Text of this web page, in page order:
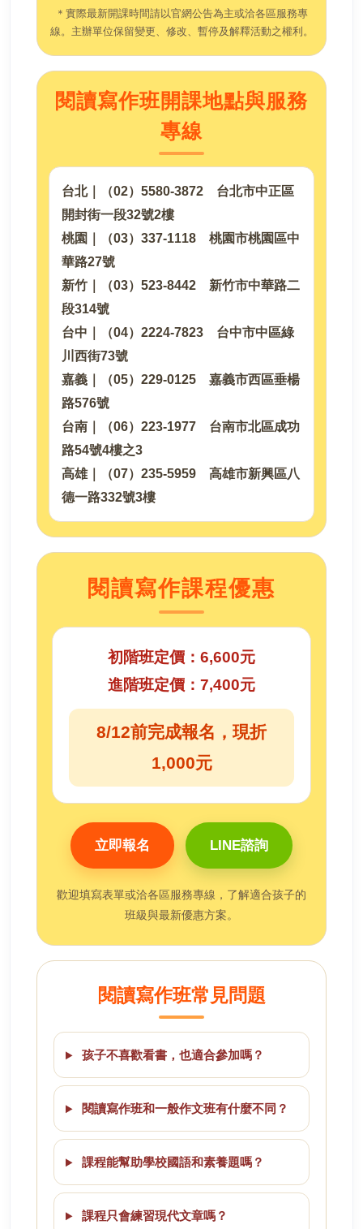
＊實際最新開課時間請以官網公告為主或洽各區服務專
線。主辦單位保留變更、修改、暫停及解釋活動之權利。
閱讀寫作班開課地點與服務
專線
台北｜（02）5580-3872 台北市中正區
開封街一段32號2樓
桃園｜（03）337-1118 桃園市桃園區中
華路27號
新竹｜（03）523-8442 新竹市中華路二
段314號
台中｜（04）2224-7823 台中市中區綠
川西街73號
嘉義｜（05）229-0125 嘉義市西區垂楊
路576號
台南｜（06）223-1977 台南市北區成功
路54號4樓之3
高雄｜（07）235-5959 高雄市新興區八
德一路332號3樓
閱讀寫作課程優惠
初階班定價：6,600元
進階班定價：7,400元
8/12前完成報名，現折
1,000元
立即報名 LINE諮詢
歡迎填寫表單或洽各區服務專線，了解適合孩子的
班級與最新優惠方案。
閱讀寫作班常見問題
孩子不喜歡看書，也適合參加嗎？
閱讀寫作班和一般作文班有什麼不同？
課程能幫助學校國語和素養題嗎？
課程只會練習現代文章嗎？